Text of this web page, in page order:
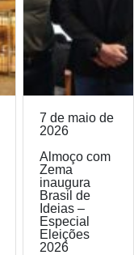
7 de maio de
2026
Almoço com
Zema
inaugura
Brasil de
Ideias –
Especial
Eleições
2026